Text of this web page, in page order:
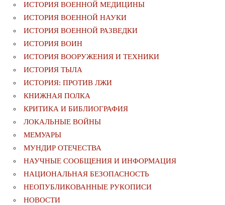
ИСТОРИЯ ВОЕННОЙ МЕДИЦИНЫ
ИСТОРИЯ ВОЕННОЙ НАУКИ
ИСТОРИЯ ВОЕННОЙ РАЗВЕДКИ
ИСТОРИЯ ВОИН
ИСТОРИЯ ВООРУЖЕНИЯ И ТЕХНИКИ
ИСТОРИЯ ТЫЛА
ИСТОРИЯ: ПРОТИВ ЛЖИ
КНИЖНАЯ ПОЛКА
КРИТИКА И БИБЛИОГРАФИЯ
ЛОКАЛЬНЫЕ ВОЙНЫ
МЕМУАРЫ
МУНДИР ОТЕЧЕСТВА
НАУЧНЫЕ СООБЩЕНИЯ И ИНФОРМАЦИЯ
НАЦИОНАЛЬНАЯ БЕЗОПАСНОСТЬ
НЕОПУБЛИКОВАННЫЕ РУКОПИСИ
НОВОСТИ